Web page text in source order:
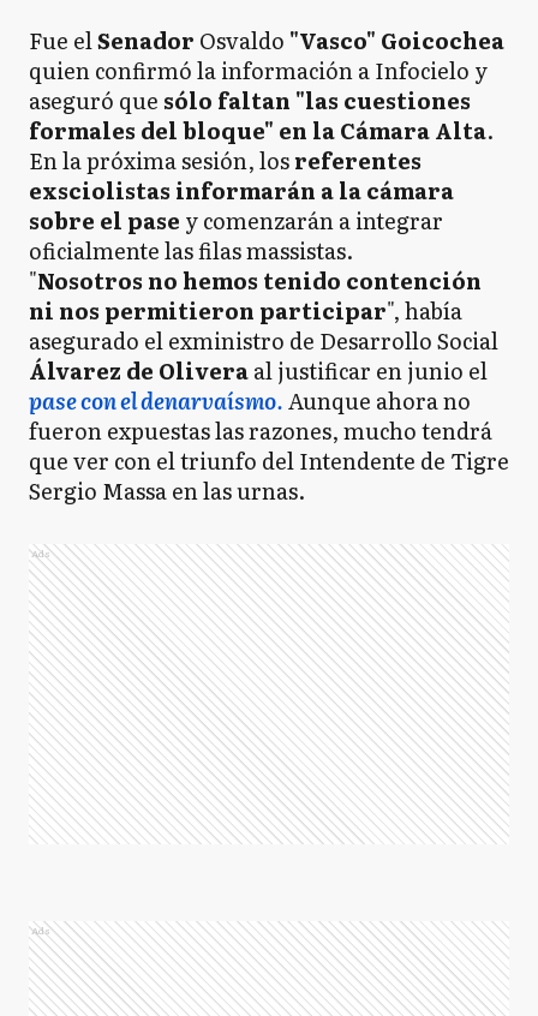
Fue elSenador Osvaldo "Vasco" Goicochea
quien confirmó la información a Infocielo y
aseguró que sólo faltan "las cuestiones
formales del bloque" en la Cámara Alta.
En la próxima sesión, losreferentes
exsciolistas informarán a la cámara
sobre el pase y comenzarán a integrar
oficialmente las filas massistas.
"Nosotros no hemos tenido contención
ni nos permitieron participar", había
asegurado el exministro de Desarrollo Social
Álvarez de Oliveraal justificar en junio el
pase con el denarvaísmo.Aunque ahora no
fueron expuestas las razones, mucho tendrá
que ver con el triunfo del Intendente de Tigre
Sergio Massa en las urnas.
Ads
Ads